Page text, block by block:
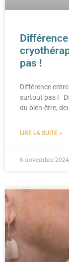
pas !
Différence
surtout pas !
du bien-être,
LIRE LA SUITE »
6 novembre 2024